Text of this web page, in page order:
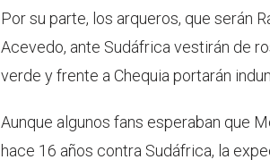
Por su parte, los arqueros, que serán
Acevedo, ante Sudáfrica vestirán de
verde y frente a Chequia portarán
Aunque algunos fans esperaban que
hace 16 años contra Sudáfrica, la